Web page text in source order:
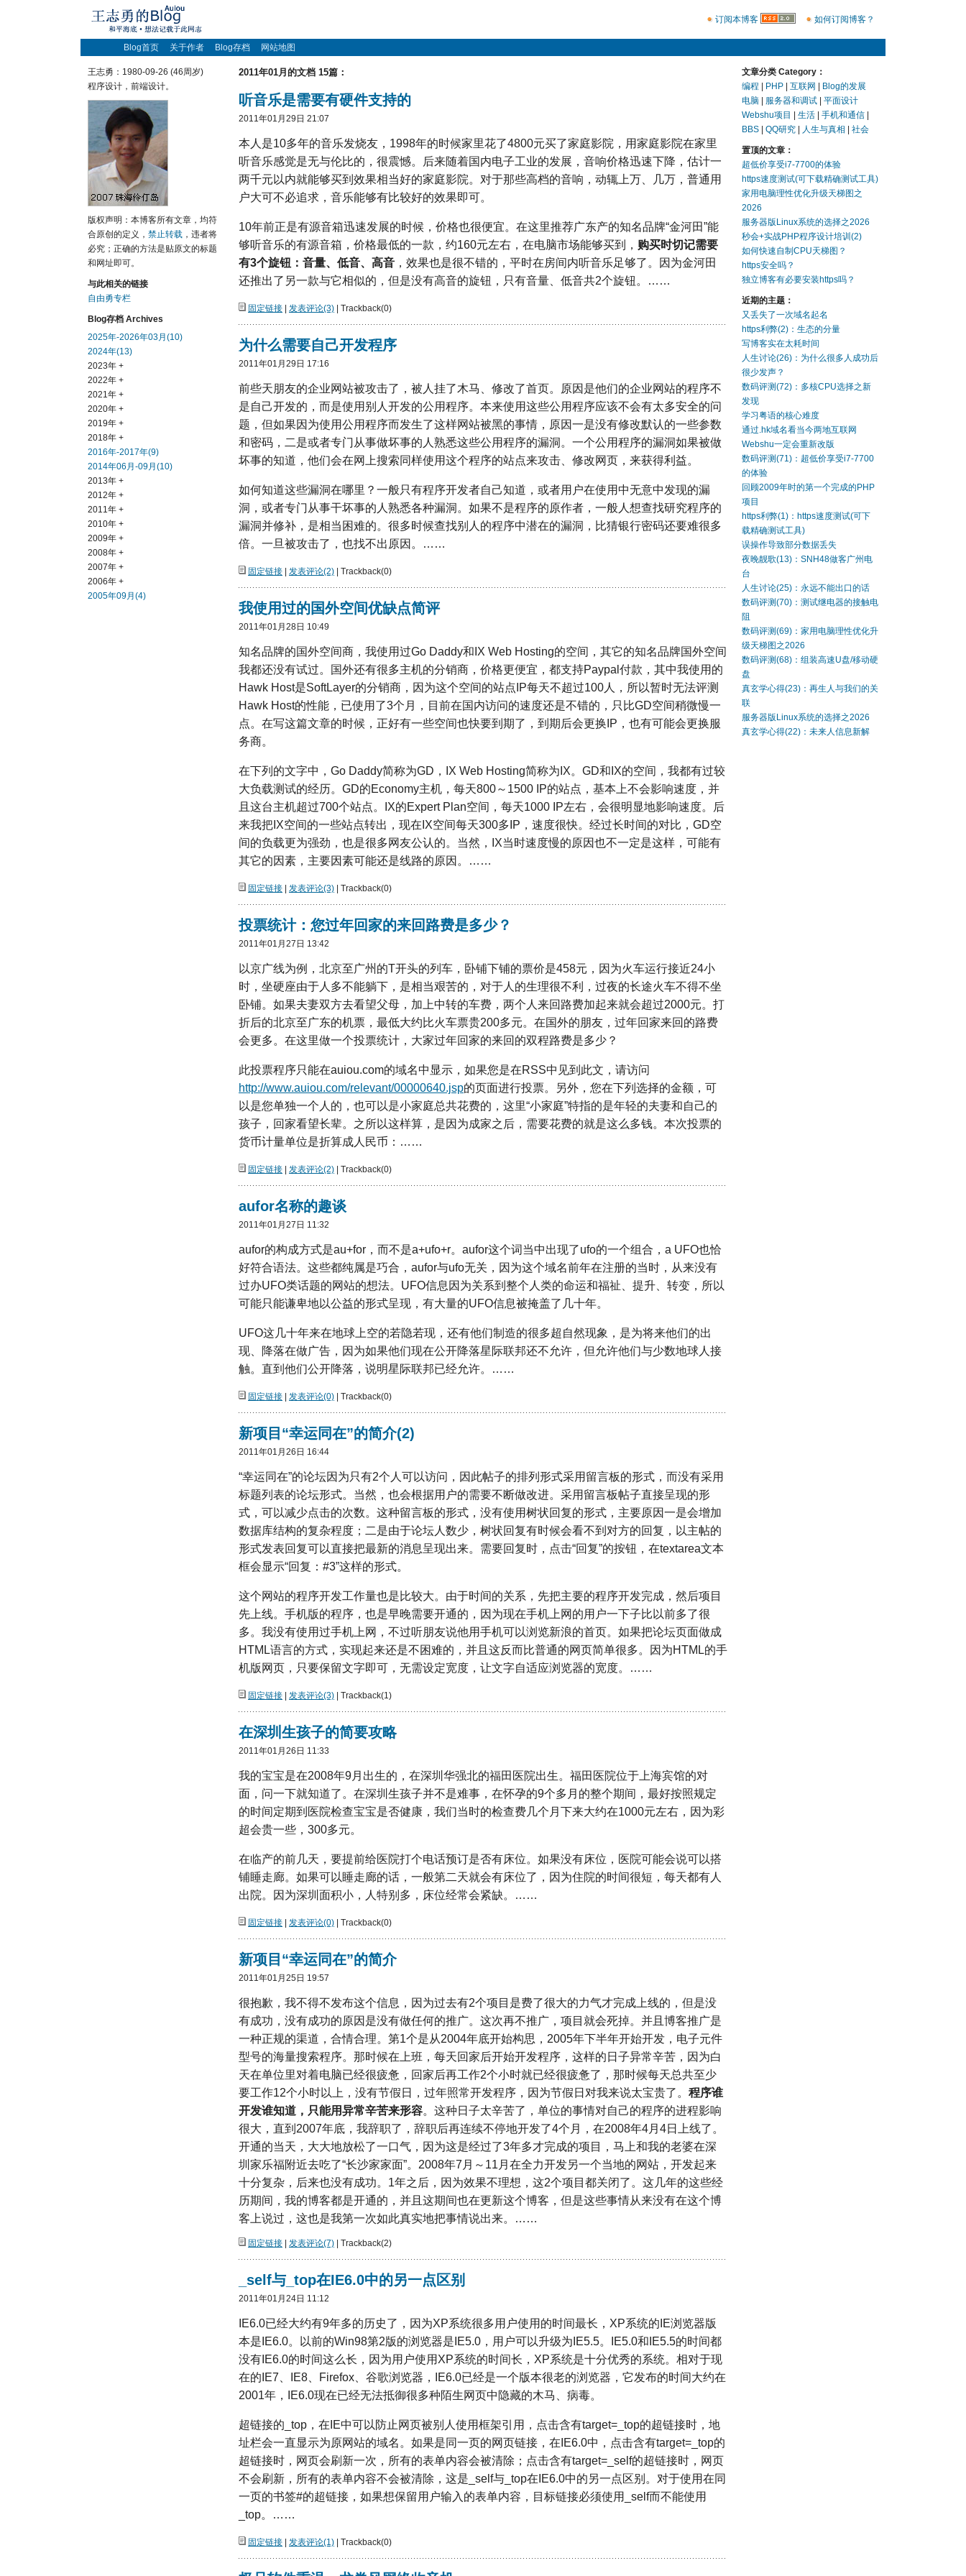
订阅本博客 如何订阅博客？
Blog首页 关于作者 Blog存档 网站地图
2011年01月的文档 15篇：
听音乐是需要有硬件支持的
2011年01月29日 21:07
本人是10多年的音乐发烧友，1998年的时候家里花了4800元买了家庭影院，用家庭影院在家里
听音乐感觉是无与伦比的，很震憾。后来随着国内电子工业的发展，音响价格迅速下降，估计一
两千元以内就能够买到效果相当好的家庭影院。对于那些高档的音响，动辄上万、几万，普通用
户大可不必追求，音乐能够有比较好的效果即可。
10年前正是有源音箱迅速发展的时候，价格也很便宜。在这里推荐广东产的知名品牌“金河田”能
够听音乐的有源音箱，价格最低的一款，约160元左右，在电脑市场能够买到， 购买时切记需要
有3个旋钮：音量、低音、高音 ，效果也是很不错的，平时在房间内听音乐足够了。因为金河田
还推出了另一款与它相似的，但是没有高音的旋钮，只有音量、低音共2个旋钮。……
固定链接 发表评论(3) | Trackback(0)
为什么需要自己开发程序
2011年01月29日 17:16
前些天朋友的企业网站被攻击了，被人挂了木马、修改了首页。原因是他们的企业网站的程序不
是自己开发的，而是使用别人开发的公用程序。本来使用这些公用程序应该不会有太多安全的问
题，但如果因为使用公用程序而发生了这样网站被黑的事情，原因一是没有修改默认的一些参数
和密码，二是或者专门从事做坏事的人熟悉这些公用程序的漏洞。一个公用程序的漏洞如果被做
坏事的知道，他们会在网上搜索同样使用这个程序的站点来攻击、修改网页，来获得利益。
如何知道这些漏洞在哪里？一般只有程序开发者自己知道，或者用户在使用中无意中发现的漏
洞，或者专门从事干坏事的人熟悉各种漏洞。如果不是程序的原作者，一般人想查找研究程序的
漏洞并修补，是相当困难的。很多时候查找别人的程序中潜在的漏洞，比猜银行密码还要难很多
倍。一旦被攻击了，也找不出原因。……
固定链接 发表评论(2) | Trackback(0)
我使用过的国外空间优缺点简评
2011年01月28日 10:49
知名品牌的国外空间商，我使用过Go Daddy和IX Web Hosting的空间，其它的知名品牌国外空间
我都还没有试过。国外还有很多主机的分销商，价格更便宜，都支持Paypal付款，其中我使用的
Hawk Host是SoftLayer的分销商，因为这个空间的站点IP每天不超过100人，所以暂时无法评测
Hawk Host的性能，已使用了3个月，目前在国内访问的速度还是不错的，只比GD空间稍微慢一
点。在写这篇文章的时候，正好有一些空间也快要到期了，到期后会更换IP，也有可能会更换服
务商。
在下列的文字中，Go Daddy简称为GD，IX Web Hosting简称为IX。GD和IX的空间，我都有过较
大负载测试的经历。GD的Economy主机，每天800～1500 IP的站点，基本上不会影响速度，并
且这台主机超过700个站点。IX的Expert Plan空间，每天1000 IP左右，会很明显地影响速度。后
来我把IX空间的一些站点转出，现在IX空间每天300多IP，速度很快。经过长时间的对比，GD空
间的负载更为强劲，也是很多网友公认的。当然，IX当时速度慢的原因也不一定是这样，可能有
其它的因素，主要因素可能还是线路的原因。……
固定链接 发表评论(3) | Trackback(0)
投票统计：您过年回家的来回路费是多少？
2011年01月27日 13:42
以京广线为例，北京至广州的T开头的列车，卧铺下铺的票价是458元，因为火车运行接近24小
时，坐硬座由于人多不能躺下，是相当艰苦的，对于人的生理很不利，过夜的长途火车不得不坐
卧铺。如果夫妻双方去看望父母，加上中转的车费，两个人来回路费加起来就会超过2000元。打
折后的北京至广东的机票，最低大约比火车票贵200多元。在国外的朋友，过年回家来回的路费
会更多。在这里做一个投票统计，大家过年回家的来回的双程路费是多少？
此投票程序只能在auiou.com的域名中显示，如果您是在RSS中见到此文，请访问
http://www.auiou.com/relevant/00000640.jsp的页面进行投票。另外，您在下列选择的金额，可
以是您单独一个人的，也可以是小家庭总共花费的，这里“小家庭”特指的是年轻的夫妻和自己的
孩子，回家看望长辈。之所以这样算，是因为成家之后，需要花费的就是这么多钱。本次投票的
货币计量单位是折算成人民币：……
固定链接 发表评论(2) | Trackback(0)
aufor名称的趣谈
2011年01月27日 11:32
aufor的构成方式是au+for，而不是a+ufo+r。aufor这个词当中出现了ufo的一个组合，a UFO也恰
好符合语法。这些都纯属是巧合，aufor与ufo无关，因为这个域名前年在注册的当时，从来没有
过办UFO类话题的网站的想法。UFO信息因为关系到整个人类的命运和福祉、提升、转变，所以
可能只能谦卑地以公益的形式呈现，有大量的UFO信息被掩盖了几十年。
UFO这几十年来在地球上空的若隐若现，还有他们制造的很多超自然现象，是为将来他们的出
现、降落在做广告，因为如果他们现在公开降落星际联邦还不允许，但允许他们与少数地球人接
触。直到他们公开降落，说明星际联邦已经允许。……
固定链接 发表评论(0) | Trackback(0)
新项目“幸运同在”的简介(2)
2011年01月26日 16:44
“幸运同在”的论坛因为只有2个人可以访问，因此帖子的排列形式采用留言板的形式，而没有采用
标题列表的论坛形式。当然，也会根据用户的需要不断做改进。采用留言板帖子直接呈现的形
式，可以减少点击的次数。这种留言板的形式，没有使用树状回复的形式，主要原因一是会增加
数据库结构的复杂程度；二是由于论坛人数少，树状回复有时候会看不到对方的回复，以主帖的
形式发表回复可以直接把最新的消息呈现出来。需要回复时，点击“回复”的按钮，在textarea文本
框会显示“回复：#3”这样的形式。
这个网站的程序开发工作量也是比较大。由于时间的关系，先把主要的程序开发完成，然后项目
先上线。手机版的程序，也是早晚需要开通的，因为现在手机上网的用户一下子比以前多了很
多。我没有使用过手机上网，不过听朋友说他用手机可以浏览新浪的首页。如果把论坛页面做成
HTML语言的方式，实现起来还是不困难的，并且这反而比普通的网页简单很多。因为HTML的手
机版网页，只要保留文字即可，无需设定宽度，让文字自适应浏览器的宽度。……
固定链接 发表评论(3) | Trackback(1)
在深圳生孩子的简要攻略
2011年01月26日 11:33
我的宝宝是在2008年9月出生的，在深圳华强北的福田医院出生。福田医院位于上海宾馆的对
面，问一下就知道了。在深圳生孩子并不是难事，在怀孕的9个多月的整个期间，最好按照规定
的时间定期到医院检查宝宝是否健康，我们当时的检查费几个月下来大约在1000元左右，因为彩
超会贵一些，300多元。
在临产的前几天，要提前给医院打个电话预订是否有床位。如果没有床位，医院可能会说可以搭
铺睡走廊。如果可以睡走廊的话，一般第二天就会有床位了，因为住院的时间很短，每天都有人
出院。因为深圳面积小，人特别多，床位经常会紧缺。……
固定链接 发表评论(0) | Trackback(0)
新项目“幸运同在”的简介
2011年01月25日 19:57
很抱歉，我不得不发布这个信息，因为过去有2个项目是费了很大的力气才完成上线的，但是没
有成功，没有成功的原因是没有做任何的推广。这次再不推广，项目就会死掉。并且博客推广是
一种正规的渠道，合情合理。第1个是从2004年底开始构思，2005年下半年开始开发，电子元件
型号的海量搜索程序。那时候在上班，每天回家后开始开发程序，这样的日子异常辛苦，因为白
天在单位里对着电脑已经很疲惫，回家后再工作2个小时就已经很疲惫了，那时候每天总共至少
要工作12个小时以上，没有节假日，过年照常开发程序，因为节假日对我来说太宝贵了。 程序谁
开发谁知道，只能用异常辛苦来形容。这种日子太辛苦了，单位的事情对自己的程序的进程影响
很大，直到2007年底，我辞职了，辞职后再连续不停地开发了4个月，在2008年4月4日上线了。
开通的当天，大大地放松了一口气，因为这是经过了3年多才完成的项目，马上和我的老婆在深
圳家乐福附近去吃了“长沙家家面”。2008年7月～11月在全力开发另一个当地的网站，开发起来
十分复杂，后来也没有成功。1年之后，因为效果不理想，这2个项目都关闭了。这几年的这些经
历期间，我的博客都是开通的，并且这期间也在更新这个博客，但是这些事情从来没有在这个博
客上说过，这也是我第一次如此真实地把事情说出来。……
固定链接 发表评论(7) | Trackback(2)
_self与_top在IE6.0中的另一点区别
2011年01月24日 11:12
IE6.0已经大约有9年多的历史了，因为XP系统很多用户使用的时间最长，XP系统的IE浏览器版
本是IE6.0。以前的Win98第2版的浏览器是IE5.0，用户可以升级为IE5.5。IE5.0和IE5.5的时间都
没有IE6.0的时间这么长，因为用户使用XP系统的时间长，XP系统是十分优秀的系统。相对于现
在的IE7、IE8、Firefox、谷歌浏览器，IE6.0已经是一个版本很老的浏览器，它发布的时间大约在
2001年，IE6.0现在已经无法抵御很多种陌生网页中隐藏的木马、病毒。
超链接的_top，在IE中可以防止网页被别人使用框架引用，点击含有target=_top的超链接时，地
址栏会一直显示为原网站的域名。如果是同一页的网页链接，在IE6.0中，点击含有target=_top的
超链接时，网页会刷新一次，所有的表单内容会被清除；点击含有target=_self的超链接时，网页
不会刷新，所有的表单内容不会被清除，这是_self与_top在IE6.0中的另一点区别。对于使用在同
一页的书签#的超链接，如果想保留用户输入的表单内容，目标链接必须使用_self而不能使用
_top。……
固定链接 发表评论(1) | Trackback(0)
文章分类 Category：
编程
PHP 互联网
Blog的发展
电脑
服务器和调试
平面设计
Webshu项目
生活 手机和通信
BBS
QQ研究 人生与真相 社会
置顶的文章：
超低价享受i7-7700的体验
https速度测试(可下载精确测试工具)
家用电脑理性优化升级天梯图之
2026
服务器版Linux系统的选择之2026
秒会+实战PHP程序设计培训(2)
如何快速自制CPU天梯图？
https安全吗？
独立博客有必要安装https吗？
近期的主题：
又丢失了一次域名起名
https利弊(2)：生态的分量
写博客实在太耗时间
人生讨论(26)：为什么很多人成功后
很少发声？
数码评测(72)：多核CPU选择之新
发现
学习粤语的核心难度
通过.hk域名看当今两地互联网
Webshu一定会重新改版
数码评测(71)：超低价享受i7-7700
的体验
回顾2009年时的第一个完成的PHP
项目
https利弊(1)：https速度测试(可下
载精确测试工具)
误操作导致部分数据丢失
夜晚靓歌(13)：SNH48做客广州电
台
人生讨论(25)：永远不能出口的话
数码评测(70)：测试继电器的接触电
阻
数码评测(69)：家用电脑理性优化升
级天梯图之2026
数码评测(68)：组装高速U盘/移动硬
盘
真玄学心得(23)：再生人与我们的关
联
服务器版Linux系统的选择之2026
真玄学心得(22)：未来人信息新解
王志勇：1980-09-26 (46周岁)
程序设计，前端设计。
版权声明：本博客所有文章，均符
合原创的定义， 禁止转载 ，违者将
必究；正确的方法是贴原文的标题
和网址即可。
与此相关的链接
自由勇专栏
Blog存档 Archives
2025年-2026年03月(10)
2024年(13)
2023年 +
2022年 +
2021年 +
2020年 +
2019年 +
2018年 +
2016年-2017年(9)
2014年06月-09月(10)
2013年 +
2012年 +
2011年 +
2010年 +
2009年 +
2008年 +
2007年 +
2006年 +
2005年09月(4)